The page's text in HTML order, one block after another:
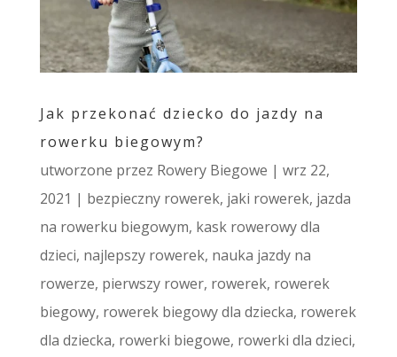
Jak przekonać dziecko do jazdy na
rowerku biegowym?
utworzone przez Rowery Biegowe | wrz 22,
2021 | bezpieczny rowerek, jaki rowerek, jazda
na rowerku biegowym, kask rowerowy dla
dzieci, najlepszy rowerek, nauka jazdy na
rowerze, pierwszy rower, rowerek, rowerek
biegowy, rowerek biegowy dla dziecka, rowerek
dla dziecka, rowerki biegowe, rowerki dla dzieci,